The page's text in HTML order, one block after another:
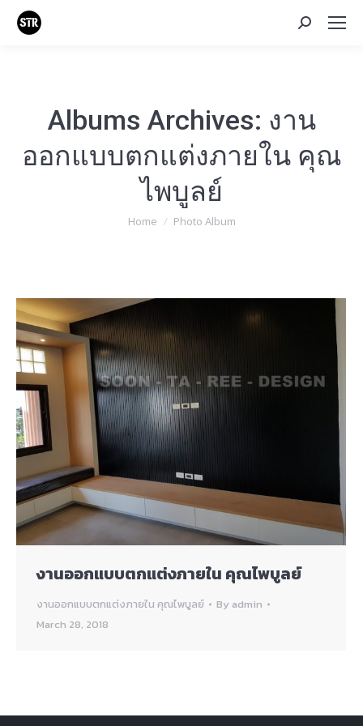
Search:
Albums Archives: งาน
ออกแบบตกแต่งภายใน คุณ
ไพบูลย์
You are here:
Home Photo Album
งานออกแบบตกแต่งภายใน คุณไพบูลย์
งานออกแบบตกแต่งภายใน คุณไพบูลย์ By admin
March 28, 2018